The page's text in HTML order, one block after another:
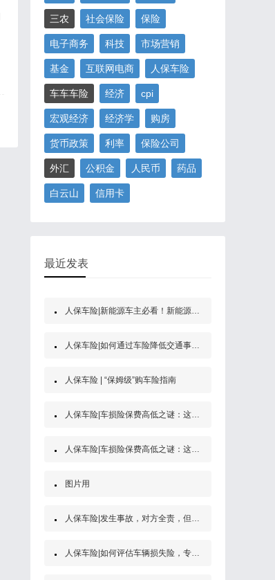
三农 社会保险 保险
电子商务 科技 市场营销
基金 互联网电商 人保车险
车车车险 经济 cpi
宏观经济 经济学 购房
货币政策 利率 保险公司
外汇 公积金 人民币 药品
白云山 信用卡
最近发表
人保车险|新能源车主必看！新能源汽车第三者责任保险
人保车险|如何通过车险降低交通事故的经济风险？
人保车险 | “保姆级”购车险指南
人保车险|车损险保费高低之谜：这些因素决定了你的保费
人保车险|车损险保费高低之谜：这些因素决定了你的保费
图片用
人保车险|发生事故，对方全责，但是他没买保险怎么办？
人保车险|如何评估车辆损失险，专家为你解答